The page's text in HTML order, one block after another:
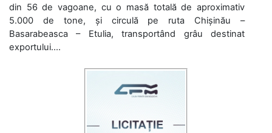
din 56 de vagoane, cu o masă totală de aproximativ
5.000 de tone, și circulă pe ruta Chișinău –
Basarabeasca – Etulia, transportând grâu destinat
exportului....